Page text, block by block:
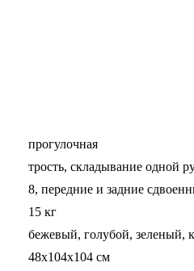
прогулочная
трость, складывание одной
8, передние и задние
15 кг
бежевый, голубой, зеленый,
48x104x104 см